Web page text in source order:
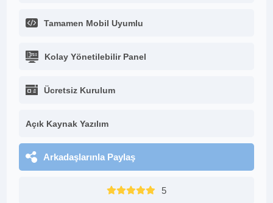
Tamamen Mobil Uyumlu
Kolay Yönetilebilir Panel
Ücretsiz Kurulum
Açık Kaynak Yazılım
Arkadaşlarınla Paylaş
5